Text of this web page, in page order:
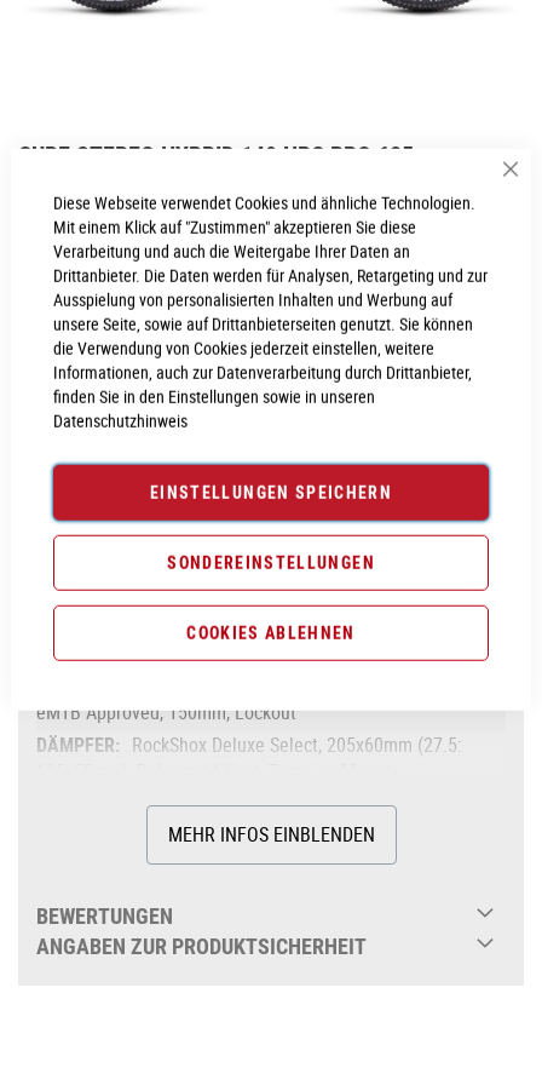
Diese Webseite verwendet Cookies und ähnliche Technologien.
Mit einem Klick auf "Zustimmen" akzeptieren Sie diese
Verarbeitung und auch die Weitergabe Ihrer Daten an
Drittanbieter. Die Daten werden für Analysen, Retargeting und zur
Ausspielung von personalisierten Inhalten und Werbung auf
unsere Seite, sowie auf Drittanbieterseiten genutzt. Sie können
die Verwendung von Cookies jederzeit einstellen, weitere
Informationen, auch zur Datenverarbeitung durch Drittanbieter,
finden Sie in den Einstellungen sowie in unseren
Datenschutzhinweis
EINSTELLUNGEN SPEICHERN
SONDEREINSTELLUNGEN
COOKIES ABLEHNEN
Bildgalerie
springen
CUBE STEREO HYBRID 140 HPC PRO 625
Inkl. MwSt., nur Abholung möglich
PROBEFAHRT VEREINBAREN
Produktanfrage stellen
PRODUKTINFORMATIONEN
Produktinformationen
6029760
C:62® Monocoque Advanced Twin Mold
Technology, Aluminium 6061 T6 Rear Triangle, Efficient Trail
Control, FSP 4-Link, Agile Trail Geometry, Boost 148, UDH™,
Fully Integrated Battery, Advanced Internal Cable Routing
eMTB Approved, 150mm, Lockout
RockShox Deluxe Select, 205x60mm (27.5:
Bosch Drive Unit Performance CX Generation 4
(85Nm) Cruise (250Watt), Smart System
85Nm
Bosch LED Remote
MEHR INFOS EINBLENDEN
BEWERTUNGEN
ANGABEN ZUR PRODUKTSICHERHEIT